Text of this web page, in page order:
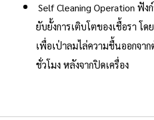
Self Cleaning Operation ฟั
ยับยั้งการเติบโตของเชื้อรา โ
เพื่อเป่าลมไล่ความชื้นออกจา
ชั่วโมง หลังจากปิดเครื่อง